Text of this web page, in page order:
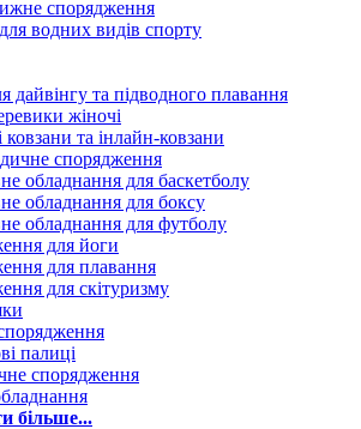
спорядження
водних видів спорту
дайвінгу та підводного плавання
жіночі
ковзани та інлайн-ковзани
спорядження
обладнання для баскетболу
обладнання для боксу
обладнання для футболу
для йоги
для плавання
для скітуризму
палиці
спорядження
більше...